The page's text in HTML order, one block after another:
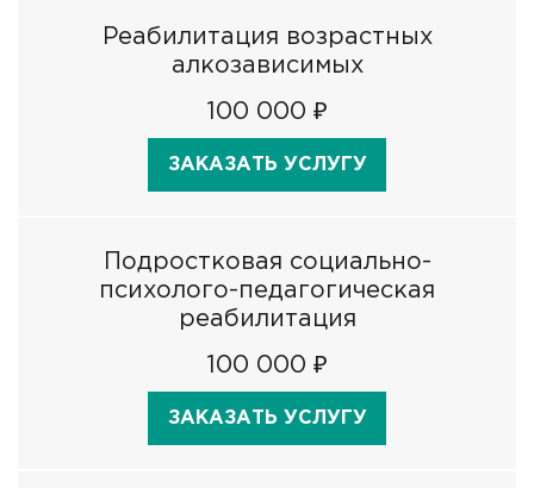
Реабилитация возрастных
алкозависимых
100 000 ₽
ЗАКАЗАТЬ УСЛУГУ
Подростковая социально-
психолого-педагогическая
реабилитация
100 000 ₽
ЗАКАЗАТЬ УСЛУГУ